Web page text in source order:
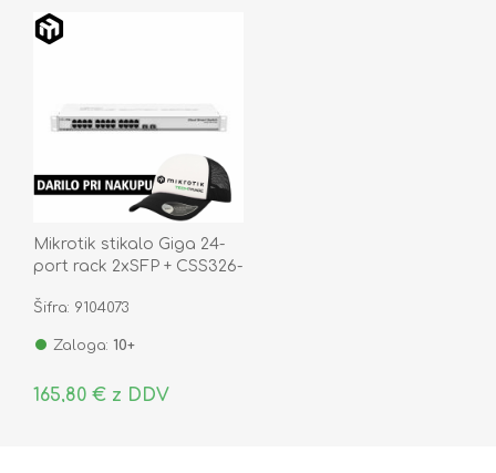
Mikrotik stikalo Giga 24-
port rack 2xSFP + CSS326-
Šifra: 9104073
Zaloga: 10+
165,80 € z DDV